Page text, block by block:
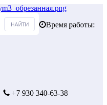
Время работы:
+7 930 340-63-38